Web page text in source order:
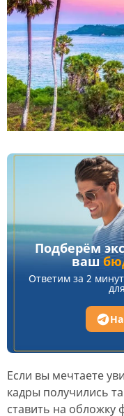
Подберём
ваш
Ответим за 2
Если вы мечтаете
кадры получились
ставить на обложку